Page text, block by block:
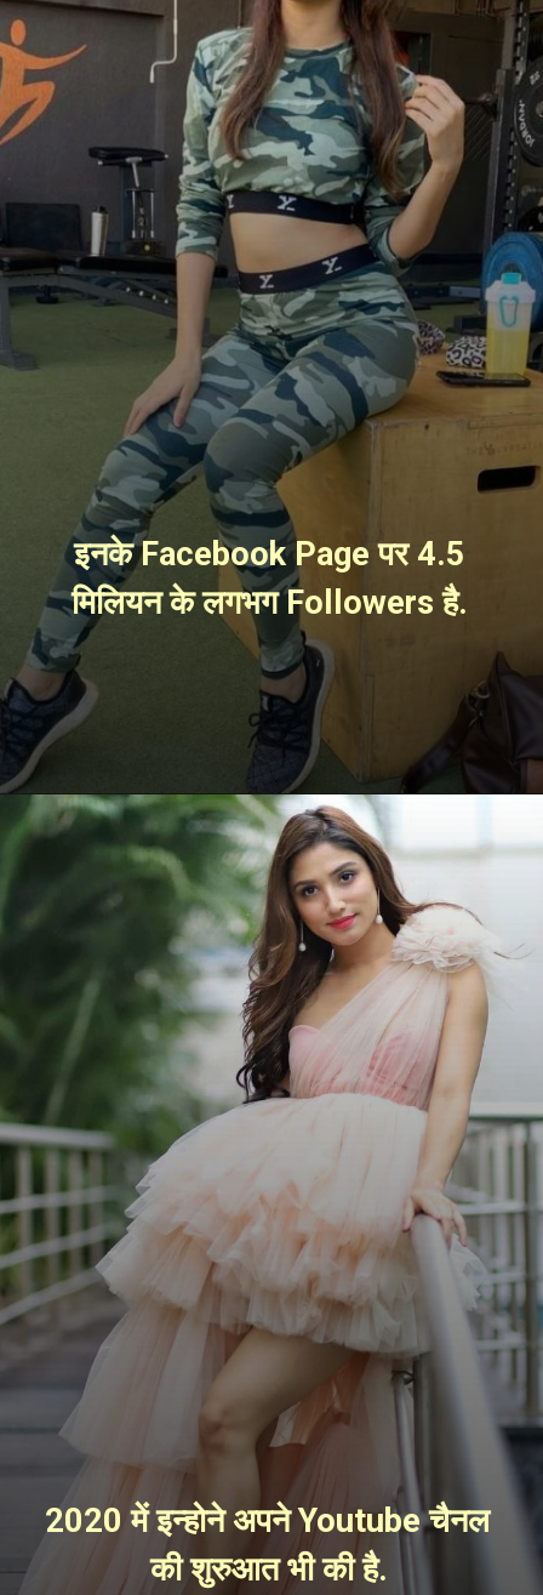
इनके Facebook Page पर 4.5
मिलियन के लगभग Followers है.
2020 में इन्होने अपने Youtube चैनल
की शुरुआत भी की है.